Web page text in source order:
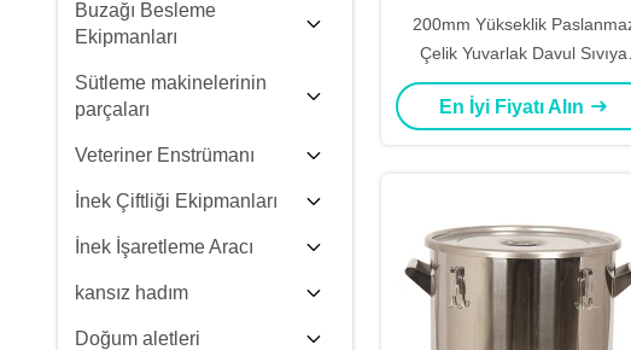
Buzağı Besleme
Ekipmanları
Sütleme makinelerinin
parçaları
Veteriner Enstrümanı
İnek Çiftliği Ekipmanları
İnek İşaretleme Aracı
kansız hadım
Doğum aletleri
200mm Yükseklik
Çelik Yuvarlak Davul Sıvıya
Dirençli Endüstriyel
İhtiyaçları İçin Dayanıklı
En İyi Fiyatı Alın